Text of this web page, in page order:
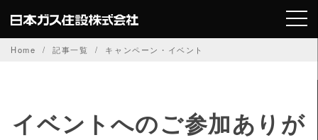
to
content
Home 記事一覧 キャンペーン・イベント
イベントへのご参加ありが